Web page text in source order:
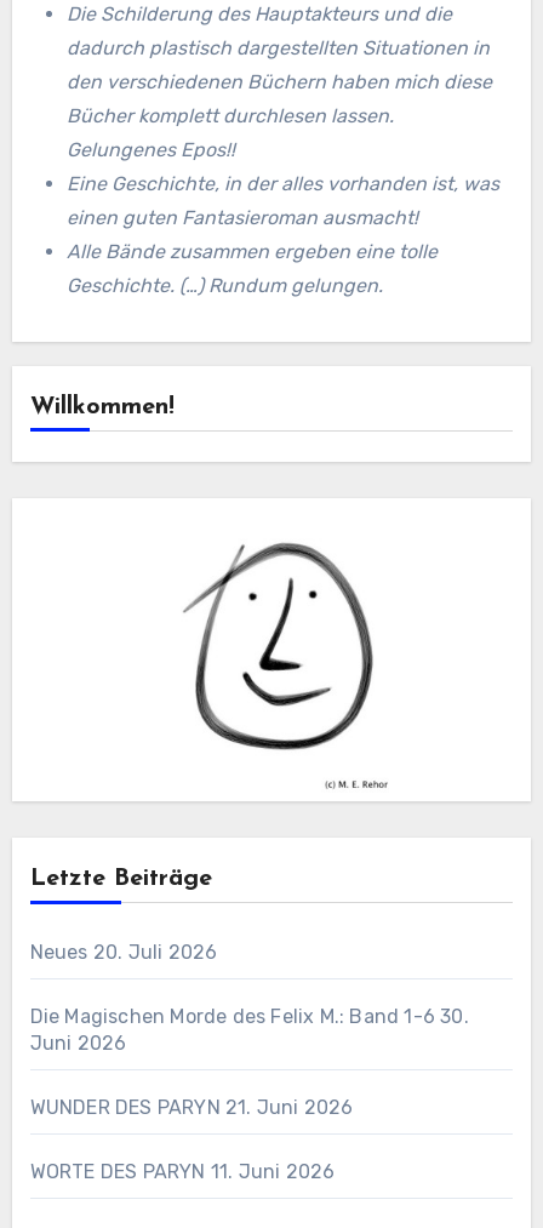
Die Schilderung des Hauptakteurs und die
dadurch plastisch dargestellten Situationen in
den verschiedenen Büchern haben mich diese
Bücher komplett durchlesen lassen.
Gelungenes Epos!!
Eine Geschichte, in der alles vorhanden ist, was
einen guten Fantasieroman ausmacht!
Alle Bände zusammen ergeben eine tolle
Geschichte. (…) Rundum gelungen.
Willkommen!
Letzte Beiträge
Neues 20. Juli 2026
Die Magischen Morde des Felix M.: Band 1-6 30.
Juni 2026
WUNDER DES PARYN 21. Juni 2026
WORTE DES PARYN 11. Juni 2026